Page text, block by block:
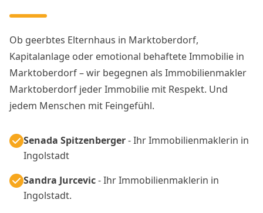
Ob geerbtes Elternhaus in Marktoberdorf,
Kapitalanlage oder emotional behaftete Immobilie in
Marktoberdorf – wir begegnen als Immobilienmakler
Marktoberdorf jeder Immobilie mit Respekt. Und
jedem Menschen mit Feingefühl.
Senada Spitzenberger- Ihr Immobilienmaklerin in
Ingolstadt
Sandra Jurcevic- Ihr Immobilienmaklerin in
Ingolstadt.